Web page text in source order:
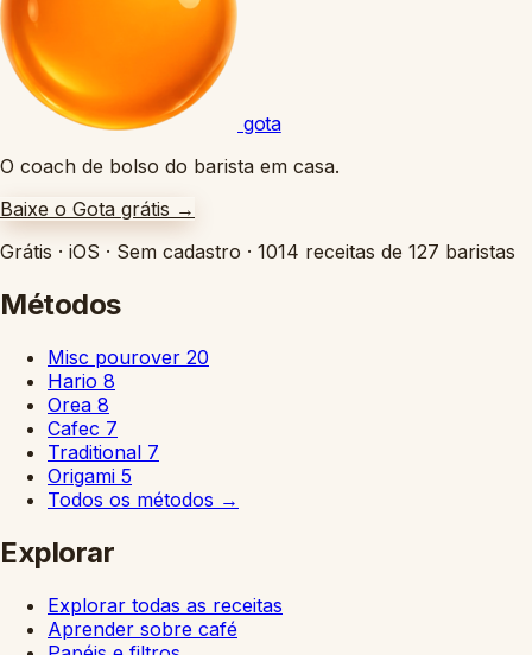
gota
O coach de bolso do barista em casa.
Baixe o Gota grátis →
Grátis · iOS · Sem cadastro · 1014 receitas de 127 baristas
Métodos
Misc pourover 20
Hario 8
Orea 8
Cafec 7
Traditional 7
Origami 5
Todos os métodos →
Explorar
Explorar todas as receitas
Aprender sobre café